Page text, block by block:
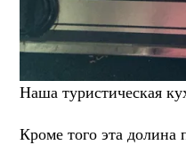
Наша туристическая
Кроме того эта долина